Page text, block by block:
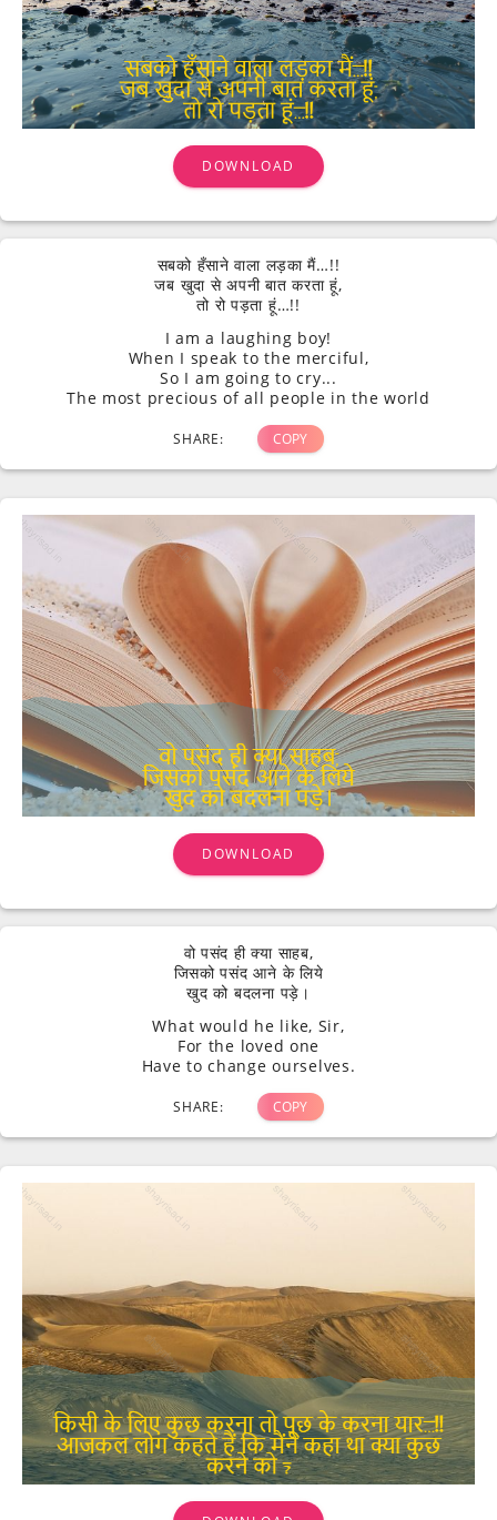
DOWNLOAD
सबको हँसाने वाला लड़का मैं…!!
जब खुदा से अपनी बात करता हूं,
तो रो पड़ता हूं…!!
I am a laughing boy!
When I speak to the merciful,
So I am going to cry...
The most precious of all people in the world
SHARE: COPY
DOWNLOAD
वो पसंद ही क्या साहब,
जिसको पसंद आने के लिये
खुद को बदलना पड़े।
What would he like, Sir,
For the loved one
Have to change ourselves.
SHARE: COPY